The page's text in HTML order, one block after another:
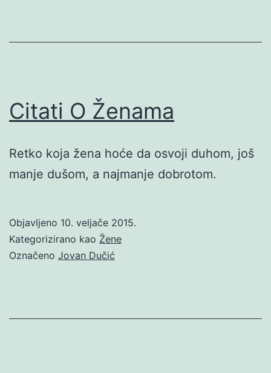
Citati O Ženama
Retko koja žena hoće da osvoji duhom, još
manje dušom, a najmanje dobrotom.
Objavljeno 10. veljače 2015.
Kategorizirano kao Žene
Označeno Jovan Dučić